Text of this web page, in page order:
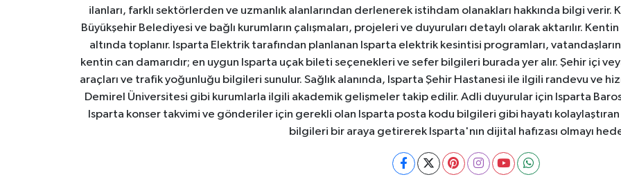
ilanları, farklı sektörlerden ve uzmanlık alanlarından derlenerek istihdam olanakları hakkında bilgi verir.
Büyükşehir Belediyesi ve bağlı kurumların çalışmaları, projeleri ve duyuruları detaylı olarak aktarılır.
altında toplanır. Isparta Elektrik tarafından planlanan Isparta elektrik kesintisi programları,
kentin can damarıdır; en uygun Isparta uçak bileti seçenekleri ve sefer bilgileri burada yer alır. Şehir içi
araçları ve trafik yoğunluğu bilgileri sunulur. Sağlık alanında, Isparta Şehir Hastanesi ile ilgili randevu ve
Demirel Üniversitesi gibi kurumlarla ilgili akademik gelişmeler takip edilir. Adli duyurular için Isparta
Isparta konser takvimi ve gönderiler için gerekli olan Isparta posta kodu bilgileri gibi hayatı
bilgileri bir araya getirerek Isparta'nın dijital hafızası olmayı